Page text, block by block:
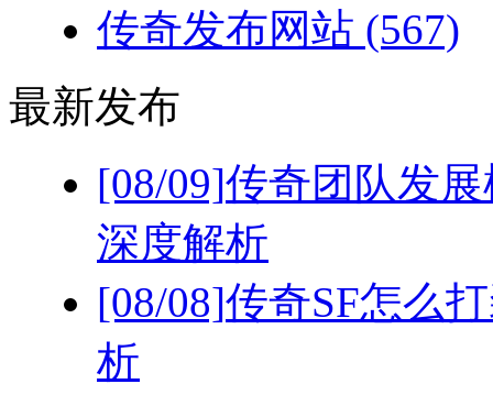
传奇发布网站 (567)
最新发布
[08/09]传奇团队发
深度解析
[08/08]传奇SF怎么
析